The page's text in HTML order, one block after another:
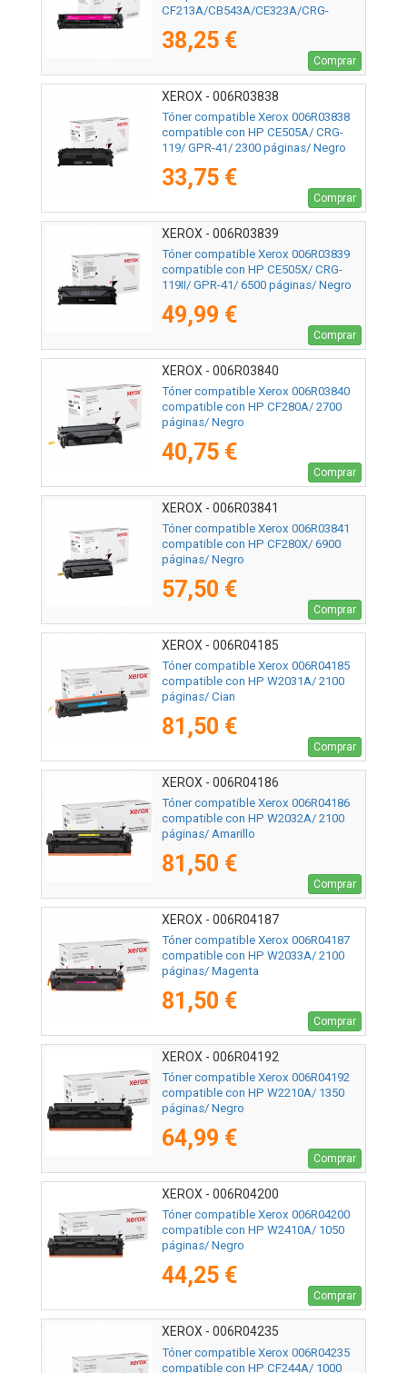
CF213A/CB543A/CE323A/CRG-
Magenta
38,25 €
Comprar
XEROX - 006R03838
Tóner compatible Xerox 006R03838
compatible con HP CE505A/ CRG-
119/ GPR-41/ 2300 páginas/ Negro
33,75 €
Comprar
XEROX - 006R03839
Tóner compatible Xerox 006R03839
compatible con HP CE505X/ CRG-
119II/ GPR-41/ 6500 páginas/ Negro
49,99 €
Comprar
XEROX - 006R03840
Tóner compatible Xerox 006R03840
compatible con HP CF280A/ 2700
páginas/ Negro
40,75 €
Comprar
XEROX - 006R03841
Tóner compatible Xerox 006R03841
compatible con HP CF280X/ 6900
páginas/ Negro
57,50 €
Comprar
XEROX - 006R04185
Tóner compatible Xerox 006R04185
compatible con HP W2031A/ 2100
páginas/ Cian
81,50 €
Comprar
XEROX - 006R04186
Tóner compatible Xerox 006R04186
compatible con HP W2032A/ 2100
páginas/ Amarillo
81,50 €
Comprar
XEROX - 006R04187
Tóner compatible Xerox 006R04187
compatible con HP W2033A/ 2100
páginas/ Magenta
81,50 €
Comprar
XEROX - 006R04192
Tóner compatible Xerox 006R04192
compatible con HP W2210A/ 1350
páginas/ Negro
64,99 €
Comprar
XEROX - 006R04200
Tóner compatible Xerox 006R04200
compatible con HP W2410A/ 1050
páginas/ Negro
44,25 €
Comprar
XEROX - 006R04235
Tóner compatible Xerox 006R04235
compatible con HP CF244A/ 1000